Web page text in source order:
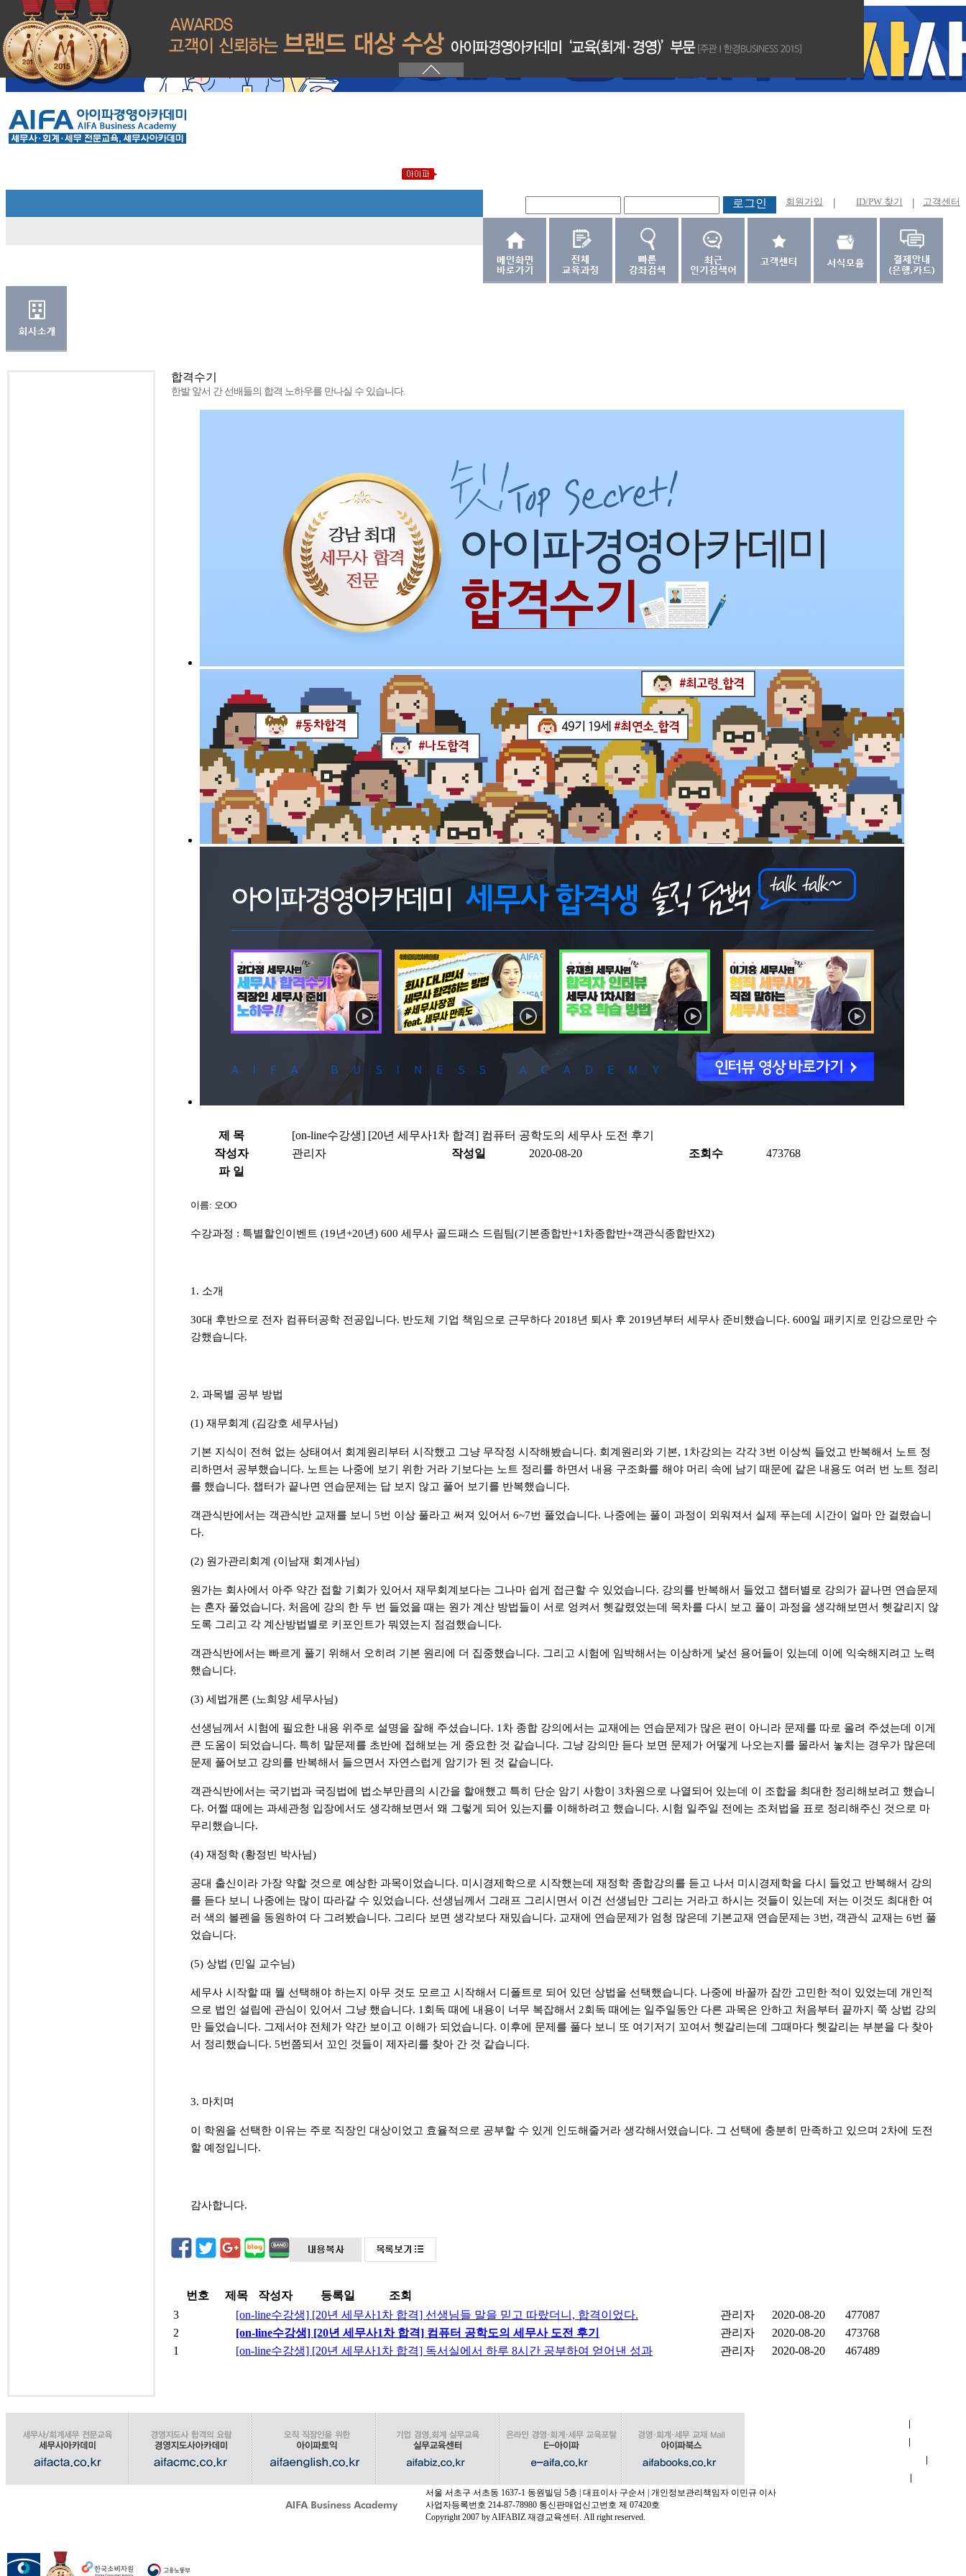
고객센터
|
ID/PW 찾기
|
회원가입
로그인
합격수기
한발 앞서 간 선배들의 합격 노하우를 만나실 수 있습니다.
제 목
[on-line수강생] [20년 세무사1차 합격] 컴퓨터 공학도의 세무사 도전 후기
작성자
관리자 작성일 2020-08-20 조회수
473768
파 일
이름: 오OO
수강과정 : 특별할인이벤트 (19년+20년) 600 세무사 골드패스 드림팀(기본종합반+1 차종합반+객관식종합반X2)
1. 소개
30대 후반으로 전자 컴퓨터공학 전공입니다. 반도체 기업 책임으로 근무하다 2018년 퇴사 후 2019년부터 세무사 준비했습니다. 600일 패키지로 인강으로만 수
강했습니다.
2. 과목별 공부 방법
(1) 재무회계 (김강호 세무사님)
기본 지식이 전혀 없는 상태여서 회계원리부터 시작했고 그냥 무작정 시작해봤습니다. 회계원리와 기본, 1 차강의는 각각 3번 이상씩 들었고 반복해서 노트 정
리하면서 공부했습니다. 노트는 나중에 보기 위한 거라 기보다는 노트 정리를 하면서 내용 구조화를 해야 머리 속에 남기 때문에 같은 내용도 여러 번 노트 정리
를 했습니다. 챕터가 끝나면 연습문제는 답 보지 않고 풀어 보기를 반복했습니다.
객관식반에서는 객관식반 교재를 보니 5번 이상 풀라고 써져 있어서 6~7번 풀었습니다. 나중에는 풀이 과정이 외워져서 실제 푸는데 시간이 얼마 안 걸렸습니
다.
(2) 원가관리회계 (이남재 회계사님)
원가는 회사에서 아주 약간 접할 기회가 있어서 재무회계보다는 그나마 쉽게 접근할 수 있었습니다. 강의를 반복해서 들었고 챕터별로 강의가 끝나면 연습문제
는 혼자 풀었습니다. 처음에 강의 한 두 번 들었을 때는 원가 계산 방법들이 서로 엉켜서 헷갈렸었는데 목차를 다시 보고 풀이 과정을 생각해보면서 헷갈리지 않
도록 그리고 각 계산방법별로 키포인트가 뭐였는지 점검했습니다.
객관식반에서는 빠르게 풀기 위해서 오히려 기본 원리에 더 집중했습니다. 그리고 시험에 임박해서는 이상하게 낯선 용어들이 있는데 이에 익숙해지려고 노력
했습니다.
(3) 세법개론 (노희양 세무사님)
선생님께서 시험에 필요한 내용 위주로 설명을 잘해 주셨습니다. 1 차 종합 강의에서는 교재에는 연습문제가 많은 편이 아니라 문제를 따로 올려 주셨는데 이게
큰 도움이 되었습니다. 특히 말문제를 초반에 접해보는 게 중요한 것 같습니다. 그냥 강의만 듣다 보면 문제가 어떻게 나오는지를 몰라서 놓치는 경우가 많은데
문제 풀어보고 강의를 반복해서 들으면서 자연스럽게 암기가 된 것 같습니다.
객관식반에서는 국기법과 국징법에 법소부만큼의 시간을 할애했고 특히 단순 암기 사항이 3차원으로 나열되어 있는데 이 조합을 최대한 정리해보려고 했습니
다. 어쩔 때에는 과세관청 입장에서도 생각해보면서 왜 그렇게 되어 있는지를 이해하려고 했습니다. 시험 일주일 전에는 조처법을 표로 정리해주신 것으로 마
무리했습니다.
(4) 재정학 (황정빈 박사님)
공대 출신이라 가장 약할 것으로 예상한 과목이었습니다. 미시경제학으로 시작했는데 재정학 종합강의를 듣고 나서 미시경제학을 다시 들었고 반복해서 강의
를 듣다 보니 나중에는 많이 따라갈 수 있었습니다. 선생님께서 그래프 그리시면서 이건 선생님만 그리는 거라고 하시는 것들이 있는데 저는 이것도 최대한 여
러 색의 볼펜을 동원하여 다 그려봤습니다. 그리다 보면 생각보다 재밌습니다. 교재에 연습문제가 엄청 많은데 기본교재 연습문제는 3번 , 객관식 교재는 6번 풀
었습니다.
(5) 상법 (민일 교수님)
세무사 시작할 때 뭘 선택해야 하는지 아무 것도 모르고 시작해서 디폴트로 되어 있던 상법을 선택했습니다. 나중에 바꿀까 잠깐 고민한 적이 있었는데 개인적
으로 법인 설립에 관심이 있어서 그냥 했습니다. 1 회독 때에 내용이 너무 복잡해서 2회독 때에는 일주일동안 다른 과목은 안하고 처음부터 끝까지 쭉 상법 강의
만 들었습니다. 그제서야 전체가 약간 보이고 이해가 되었습니다. 이후에 문제를 풀다 보니 또 여기저기 꼬여서 헷갈리는데 그때마다 헷갈리는 부분을 다 찾아
서 정리했습니다. 5번쯤되서 꼬인 것들이 제자리를 찾아 간 것 같습니다.
3. 마치며
이 학원을 선택한 이유는 주로 직장인 대상이었고 효율적으로 공부할 수 있게 인도해줄거라 생각해서였습니다. 그 선택에 충분히 만족하고 있으며 2차에 도전
할 예정입니다.
감사합니다.
번호 제목 작성자 등록일
조회
3
[on-line수강생] [20년 세무사1차 합격] 선생님들 말을 믿고 따랐더니, 합격이었다. 관리자 2020-08-20
477087
2
[on-line수강생] [20년 세무사1차 합격] 컴퓨터 공학도의 세무사 도전 후기 관리자 2020-08-20
473768
1
[on-line수강생] [20년 세무사1차 합격] 독서실에서 하루 8시간 공부하여 얻어낸 성과 관리자 2020-08-20 467489
|
|
|
|
서울 서초구 서초동 1637-1 동원빌딩 5층 | 대표이사 구순서 | 개인정보관리책임자 이민규 이사
사업자등록번호 214-87-78980 통신판매업신고번호 제 07420호
Copyright 2007 by AIFABIZ 재경교육센터. All right reserved.